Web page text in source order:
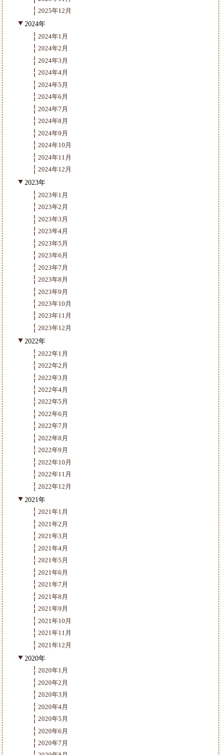
2025年12月
2024年
2024年1月
2024年2月
2024年3月
2024年4月
2024年5月
2024年6月
2024年7月
2024年8月
2024年9月
2024年10月
2024年11月
2024年12月
2023年
2023年1月
2023年2月
2023年3月
2023年4月
2023年5月
2023年6月
2023年7月
2023年8月
2023年9月
2023年10月
2023年11月
2023年12月
2022年
2022年1月
2022年2月
2022年3月
2022年4月
2022年5月
2022年6月
2022年7月
2022年8月
2022年9月
2022年10月
2022年11月
2022年12月
2021年
2021年1月
2021年2月
2021年3月
2021年4月
2021年5月
2021年6月
2021年7月
2021年8月
2021年9月
2021年10月
2021年11月
2021年12月
2020年
2020年1月
2020年2月
2020年3月
2020年4月
2020年5月
2020年6月
2020年7月